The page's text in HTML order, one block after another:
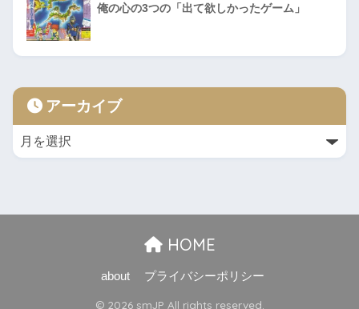
俺の心の3つの「出て欲しかったゲーム」
アーカイブ
HOME
about プライバシーポリシー
© 2026 smJP All rights reserved.